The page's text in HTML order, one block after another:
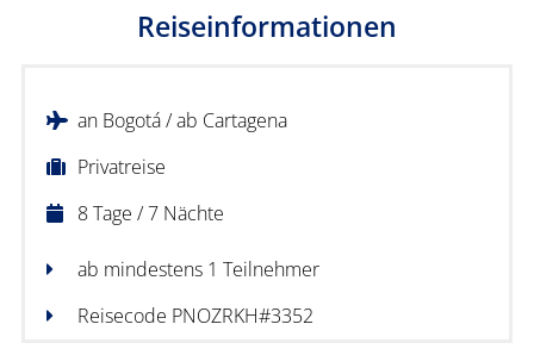
Reiseinformationen
an Bogotá / ab Cartagena
Privatreise
8 Tage / 7 Nächte
ab mindestens 1 Teilnehmer
Reisecode PNOZRKH#3352